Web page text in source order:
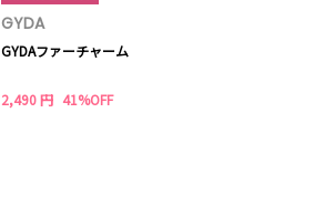
GYDA
GYDAファーチャーム
2,490 円 41%OFF